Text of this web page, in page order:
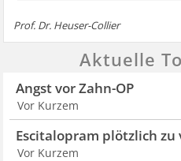
Prof. Dr. Heuser-Collier
Aktuelle
Angst vor Zahn-OP
Vor Kurzem
Escitalopram plötzlich zu
Vor Kurzem